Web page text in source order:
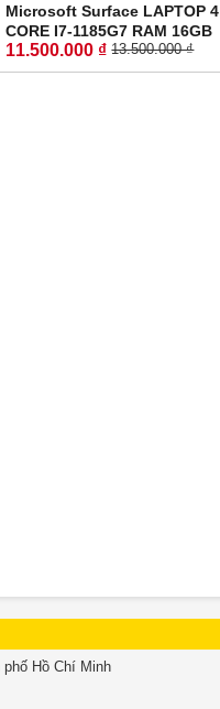
Microsoft Surface LAPTOP 4
CORE I7-1185G7 RAM 16GB
SSD 256GB MÀN HÌNH : 15"
Inch 2K Touch Screen
11.500.000 ₫ 13.500.000 ₫
Hồ Chí Minh